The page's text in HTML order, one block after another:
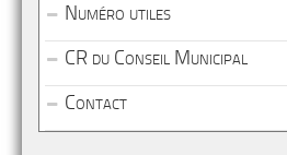
Numéro utiles
CR du Conseil Municipal
Contact